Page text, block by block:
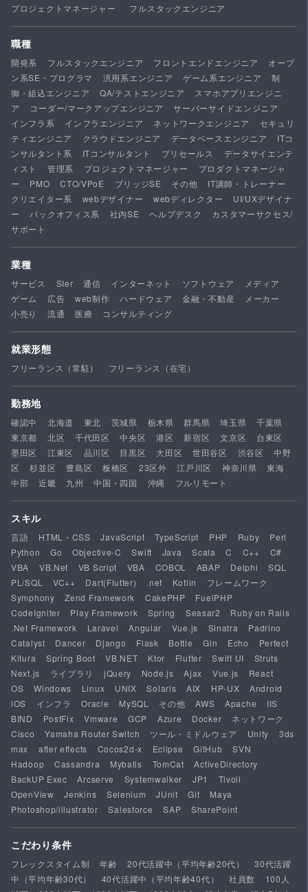
プロジェクトマネージャー
フルスタックエンジニア
職種
開発系 フルスタックエンジニア フロントエンドエンジニア
オープ
ン系SE・プログラマ
汎用系エンジニア ゲーム系エンジニア
制
御・組込エンジニア
QA/テストエンジニア
スマホアプリエンジニ
ア
コーダー/マークアップエンジニア
サーバーサイドエンジニア
インフラ系
インフラエンジニア ネットワークエンジニア
セキュリ
ティエンジニア
クラウドエンジニア データベースエンジニア
ITコ
ンサルタント系
ITコンサルタント プリセールス
データサイエンテ
ィスト
管理系 プロジェクトマネージャー
プロダクトマネージャ
ー
PMO CTO/VPoE ブリッジSE その他
IT講師・トレーナー
クリエイター系
webデザイナー webディレクター
UI/UXデザイナ
ー
バックオフィス系 社内SE ヘルプデスク
カスタマーサクセス/
サポート
業種
サービス SIer 通信 インターネット ソフトウェア
メディア
ゲーム
広告 web制作 ハードウェア 金融・不動産
メーカー
小売り
流通 医療 コンサルティング
就業形態
フリーランス（常駐） フリーランス（在宅）
勤務地
確認中 北海道 東北 茨城県 栃木県 群馬県 埼玉県
千葉県
東京都
北区 千代田区 中央区 港区 新宿区 文京区
台東区
墨田区
江東区 品川区 目黒区 大田区 世田谷区 渋谷区
中野
区
杉並区 豊島区 板橋区 23区外 江戸川区 神奈川県
東海
中部
近畿 九州 中国・四国 沖縄 フルリモート
スキル
言語 HTML・CSS JavaScript TypeScript PHP Ruby
Perl
Python
Go Objective-C Swift Java Scala C C++
C#
VBA
VB.Net VB Script VBA COBOL ABAP Delphi
SQL
PL/SQL
VC++ Dart(Flutter) .net Kotlin
フレームワーク
Symphony
Zend Framework CakePHP
FuelPHP
CodeIgniter
Play Framework Spring Seasar2
Ruby on Rails
.Net Framework
Laravel Angular Vue.js Sinatra
Padrino
Catalyst
Dancer Django Flask Bottle Gin Echo
Perfect
Kitura
Spring Boot VB.NET Ktor Flutter Swift UI
Struts
Next.js
ライブラリ jQuery Node.js Ajax Vue.js
React
OS
Windows Linux UNIX Solaris AIX HP-UX
Android
iOS
インフラ Oracle MySQL その他 AWS Apache
IIS
BIND
PostFix Vmware GCP Azure Docker
ネットワーク
Cisco
Yamaha Router Switch ツール・ミドルウェア Unity
3ds
max
after effects Cocos2d-x Eclipse GitHub
SVN
Hadoop
Cassandra Mybatis TomCat
ActiveDirectory
BackUP Exec
Arcserve Systemwalker JP1
Tivoli
OpenView
Jenkins Selenium JUnit Git
Maya
Photoshop/illustrator
Salesforce SAP SharePoint
こだわり条件
フレックスタイム制 年齢 20代活躍中（平均年齢20代）
30代活躍
中（平均年齢30代）
40代活躍中（平均年齢40代） 社員数
100人